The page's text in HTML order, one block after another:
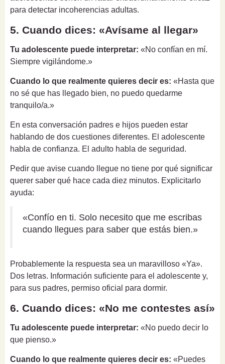
para detectar incoherencias adultas.
5. Cuando dices: «Avísame al llegar»
Tu adolescente puede interpretar: «No confían en mí.
Siempre vigilándome.»
Cuando lo que realmente quieres decir es: «Hasta que
no sé que has llegado bien, no puedo quedarme
tranquilo/a.»
En esta conversación padres e hijos pueden estar
hablando de dos cuestiones diferentes. El adolescente
habla de confianza. El adulto habla de seguridad.
Pedir que avise cuando llegue no tiene por qué significar
querer saber qué hace cada diez minutos. Explicitarlo
ayuda:
«Confío en ti. Solo necesito que me escribas
cuando llegues para saber que estás bien.»
Probablemente la respuesta sea un maravilloso «Ya».
Dos letras. Información suficiente para el adolescente y,
para sus padres, permiso oficial para dormir.
6. Cuando dices: «No me contestes así»
Tu adolescente puede interpretar: «No puedo decir lo
que pienso.»
Cuando lo que realmente quieres decir es: «Puedes